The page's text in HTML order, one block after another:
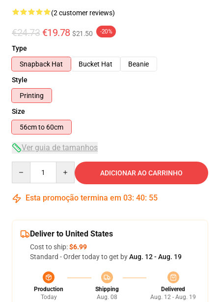
(2 customer reviews)
€24.73 €19.78 $21.50 -20%
Type
Snapback Hat
Bucket Hat
Beanie
Style
Printing
Size
56cm to 60cm
Ver guia de tamanhos
ADICIONAR AO CARRINHO
Esta promoção termina em 03: 40: 55
Deliver to United States
Cost to ship:$6.99
Standard - Order today to get byAug. 12 - Aug. 19
Production
Today
Shipping
Aug. 08
Delivered
Aug. 12 - Aug. 19